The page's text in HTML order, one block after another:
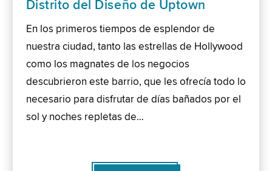
Distrito del Diseño de Uptown
En los primeros tiempos de esplendor de
nuestra ciudad, tanto las estrellas de Hollywood
como los magnates de los negocios
descubrieron este barrio, que les ofrecía todo lo
necesario para disfrutar de días bañados por el
sol y noches repletas de…